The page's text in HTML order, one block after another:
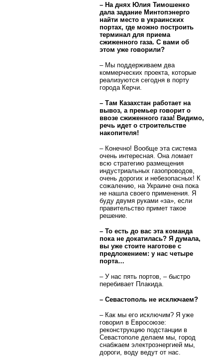
– На днях Юлия Тимошенко
дала задание Минтопэнерго
найти место в украинских
портах, где можно построить
терминал для приема
сжиженного газа. С вами об
этом уже говорили?
– Мы поддерживаем два
коммерческих проекта, которые
реализуются сегодня в порту
города Керчи.
– Там Казахстан работает на
вывоз, а премьер говорит о
ввозе сжиженного газа! Видимо,
речь идет о строительстве
накопителя!
– Конечно! Вообще эта система
очень интересная. Она ломает
всю стратегию размещения
индустриальных газопроводов,
очень дорогих и небезопасных! К
сожалению, на Украине она пока
не нашла своего применения. Я
буду двумя руками «за», если
правительство примет такое
решение.
– То есть до вас эта команда
пока не докатилась? Я думала,
вы уже стоите наготове с
предложением: у нас четыре
порта…
– У нас пять портов, – быстро
перебивает Плакида.
– Севастополь не исключаем?
– Как мы его исключим? Я уже
говорил в Евросоюзе:
реконструкцию подстанции в
Севастополе делаем мы, город
снабжаем электроэнергией мы,
дороги, воду ведут от нас.